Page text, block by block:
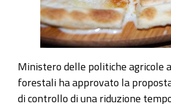
Ministero delle politiche agricole
forestali ha approvato la
di controllo di una riduzione